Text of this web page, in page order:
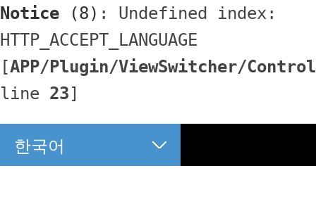
Notice (8) : Undefined index:
HTTP_ACCEPT_LANGUAGE
[APP/Plugin/ViewSwitcher/
line 23]
한국어